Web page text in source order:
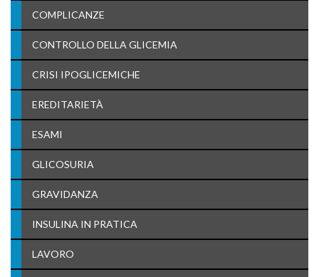
COMPLICANZE
CONTROLLO DELLA GLICEMIA
CRISI IPOGLICEMICHE
EREDITARIETÀ
ESAMI
GLICOSURIA
GRAVIDANZA
INSULINA IN PRATICA
LAVORO